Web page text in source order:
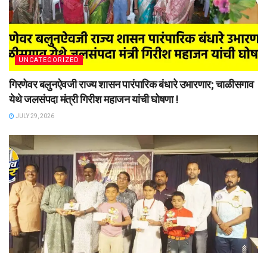
UNCATEGORIZED
गिरणेवर बलुनऐवजी राज्य शासन पारंपारिक बंधारे उभारणार; चाळीसगाव
येथे जलसंपदा मंत्री गिरीश महाजन यांची घोषणा !
JULY 29, 2026